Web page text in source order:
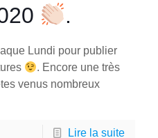
.
Lundi pour publier
. Encore une très
venus nombreux
Lire la suite